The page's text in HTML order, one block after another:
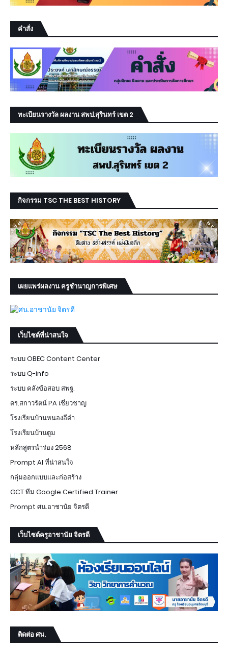
คำสั่ง
ทะเบียนรางวัล ผลงาน สพป.สุรินทร์ เขต 2
กิจกรรม TSC THE BEST HISTORY
เผยแพร่ผลงาน ครูชำนาญการพิเศษ
เว็บไซต์ที่น่าสนใจ
ระบบ OBEC Content Center
ระบบ Q-info
ระบบ คลังข้อสอบ สพฐ.
ดร.สกาวรัตน์ PA เชี่ยวชาญ
โรงเรียนบ้านหนองอีดำ
โรงเรียนบ้านตูม
หลักสูตรนำร่อง 2568
Prompt AI ที่น่าสนใจ
กลุ่มออกแบบและก่อสร้าง
GCT ทีม Google Certified Trainer
Prompt ศน.อาชานัย จิตรดี
เว็บไซต์ครูอาชานัย จิตรดี
ติดต่อ ศน.